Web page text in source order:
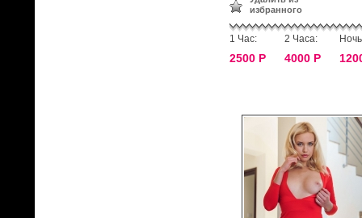
избранного
1 Час:
2500 Р
2 Часа:
4000 Р